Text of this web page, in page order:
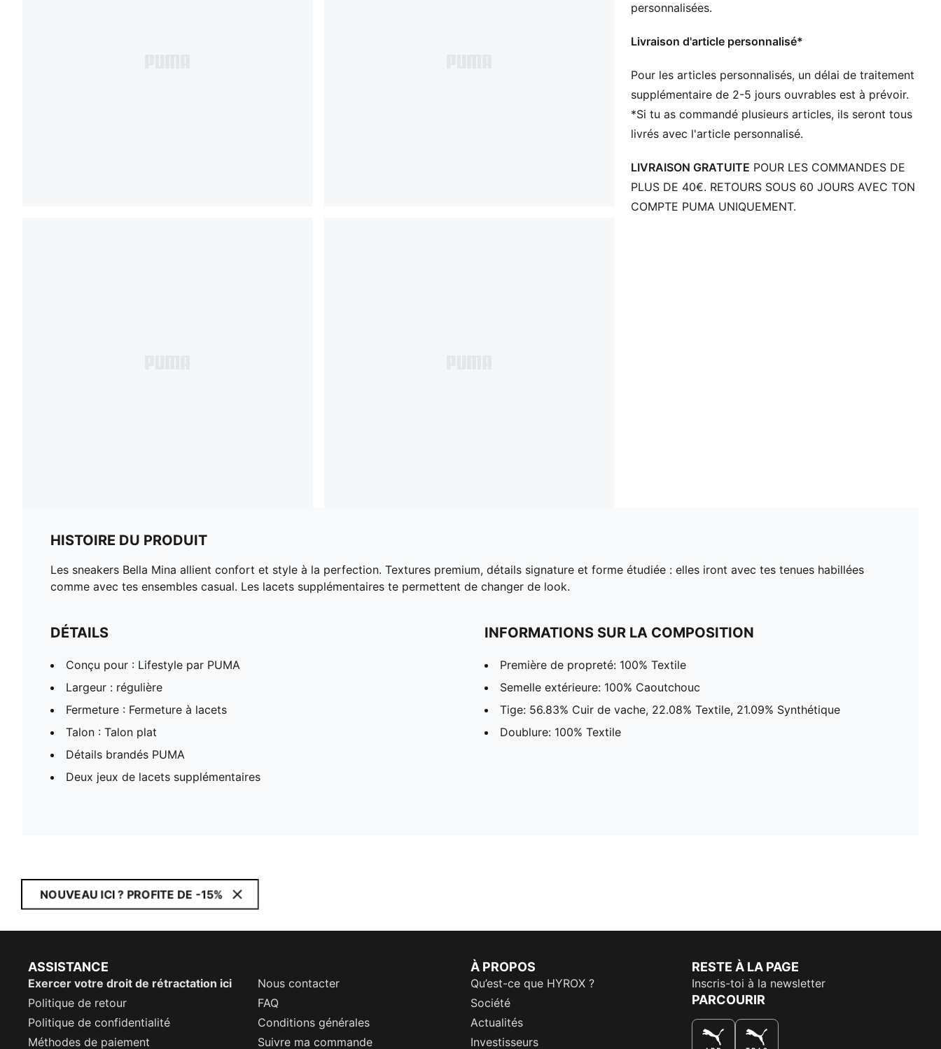
personnalisées.
Livraison d'article personnalisé*
Pour les articles personnalisés, un délai de traitement
supplémentaire de 2-5 jours ouvrables est à prévoir.
*Si tu as commandé plusieurs articles, ils seront tous
livrés avec l'article personnalisé.
LIVRAISON GRATUITE POUR LES COMMANDES DE
PLUS DE 40€. RETOURS SOUS 60 JOURS AVEC TON
COMPTE PUMA UNIQUEMENT.
HISTOIRE DU PRODUIT
Les sneakers Bella Mina allient confort et style à la perfection. Textures premium, détails signature et forme étudiée : elles iront avec tes tenues habillées
comme avec tes ensembles casual. Les lacets supplémentaires te permettent de changer de look.
DÉTAILS
Conçu pour : Lifestyle par PUMA
Largeur : régulière
Fermeture : Fermeture à lacets
Talon : Talon plat
Détails brandés PUMA
Deux jeux de lacets supplémentaires
INFORMATIONS SUR LA COMPOSITION
Première de propreté: 100% Textile
Semelle extérieure: 100% Caoutchouc
Tige: 56.83% Cuir de vache, 22.08% Textile, 21.09% Synthétique
Doublure: 100% Textile
NOUVEAU ICI ? PROFITE DE -15%
ASSISTANCE
Exercer votre droit de rétractation ici
Nous contacter
Politique de retour
FAQ
Politique de confidentialité
Conditions générales
Méthodes de paiement
Suivre ma commande
À PROPOS
Qu’est-ce que HYROX ?
Société
Actualités
Investisseurs
RESTE À LA PAGE
Inscris-toi à la newsletter
PARCOURIR